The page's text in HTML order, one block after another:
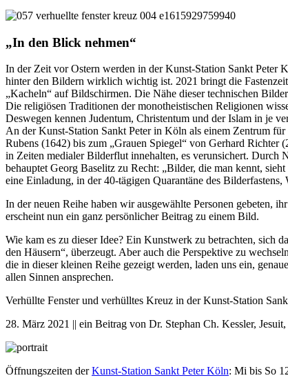
„In den Blick nehmen“
In der Zeit vor Ostern werden in der Kunst-Station Sankt Peter
hinter den Bildern wirklich wichtig ist. 2021 bringt die
„Kacheln“ auf Bildschirmen. Die Nähe dieser technischen
Die religiösen Traditionen der monotheistischen Religionen
Deswegen kennen Judentum, Christentum und der Islam in je
An der Kunst-Station Sankt Peter in Köln als einem Zentrum
Rubens (1642) bis zum „Grauen Spiegel“ von Gerhard
in Zeiten medialer Bilderflut innehalten, es verunsichert. Durch
behauptet Georg Baselitz zu Recht: „Bilder, die man kennt,
eine Einladung, in der 40-tägigen Quarantäne des
In der neuen Reihe haben wir ausgewählte Personen gebeten,
erscheint nun ein ganz persönlicher Beitrag zu einem Bild.
Wie kam es zu dieser Idee? Ein Kunstwerk zu betrachten, sich
den Häusern“, überzeugt. Aber auch die Perspektive zu
die in dieser kleinen Reihe gezeigt werden, laden uns ein,
allen Sinnen ansprechen.
Verhüllte Fenster und verhülltes Kreuz in der Kunst-Station
28. März 2021 || ein Beitrag von Dr. Stephan Ch. Kessler,
Öffnungszeiten derKunst-Station Sankt Peter Köln: Mi bis So